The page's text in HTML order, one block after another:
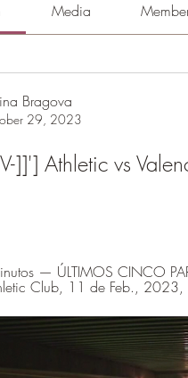
Media
Bragova
29, 2023
]]'] Athletic vs
— ÚLTIMOS CINCO
Club, 11 de Feb., 2023,